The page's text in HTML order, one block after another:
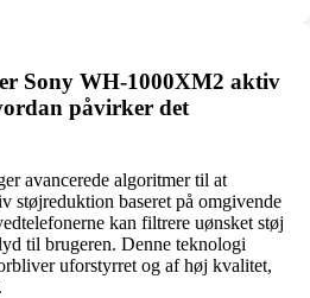
Sony WH-1000XM2 aktiv
påvirker det
avancerede algoritmer til at
støjreduktion baseret på omgivende
kan filtrere uønsket støj
til brugeren. Denne teknologi
uforstyrret og af høj kvalitet,